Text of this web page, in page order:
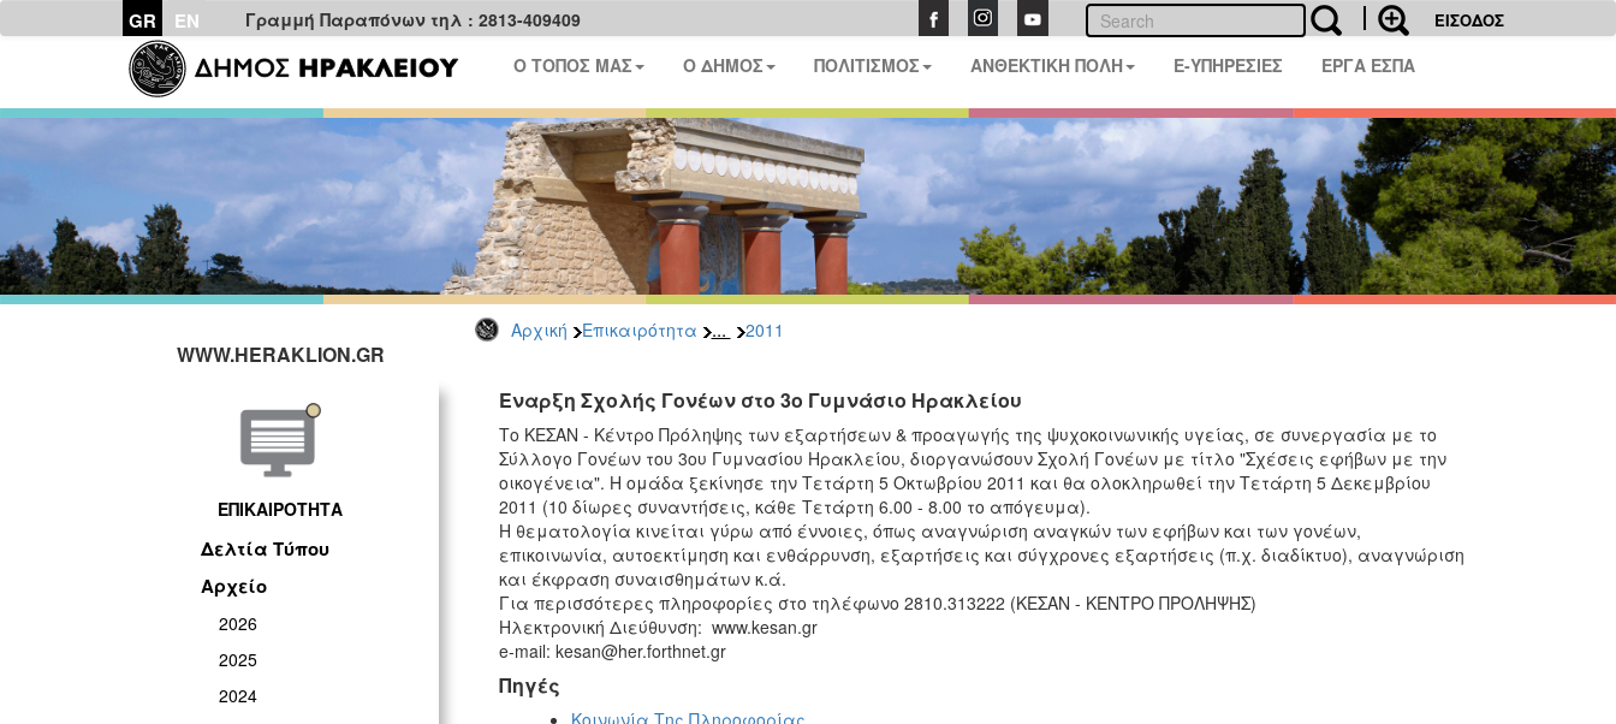
GR EN Γραμμή Παραπόνων τηλ : 2813-409409 ΕΙΣΟΔΟΣ
Ο ΤΟΠΟΣ ΜΑΣ Ο ΔΗΜΟΣ ΠΟΛΙΤΙΣΜΟΣ ΑΝΘΕΚΤΙΚΗ ΠΟΛΗ E-ΥΠΗΡΕΣΙΕΣ ΕΡΓΑ ΕΣΠΑ
Αρχική Επικαιρότητα ... 2011
WWW.HERAKLION.GR
ΕΠΙΚΑΙΡΟΤΗΤΑ
Δελτία Τύπου
Αρχείο
2026
2025
2024
Εναρξη Σχολής Γονέων στο 3ο Γυμνάσιο Ηρακλείου
Το ΚΕΣΑΝ - Κέντρο Πρόληψης των εξαρτήσεων & προαγωγής της ψυχοκοινωνικής υγείας, σε συνεργασία με το
Σύλλογο Γονέων του 3ου Γυμνασίου Ηρακλείου, διοργανώσουν Σχολή Γονέων με τίτλο "Σχέσεις εφήβων με την
οικογένεια". Η ομάδα ξεκίνησε την Τετάρτη 5 Οκτωβρίου 2011 και θα ολοκληρωθεί την Τετάρτη 5 Δεκεμβρίου
2011 (10 δίωρες συναντήσεις, κάθε Τετάρτη 6.00 - 8.00 το απόγευμα).
Η θεματολογία κινείται γύρω από έννοιες, όπως αναγνώριση αναγκών των εφήβων και των γονέων,
επικοινωνία, αυτοεκτίμηση και ενθάρρυνση, εξαρτήσεις και σύγχρονες εξαρτήσεις (π.χ. διαδίκτυο), αναγνώριση
και έκφραση συναισθημάτων κ.ά.
Για περισσότερες πληροφορίες στο τηλέφωνο 2810.313222 (ΚΕΣΑΝ - ΚΕΝΤΡΟ ΠΡΟΛΗΨΗΣ)
Ηλεκτρονική Διεύθυνση: www.kesan.gr
e-mail: kesan@her.forthnet.gr
Πηγές
Κοινωνία Της Πληροφορίας